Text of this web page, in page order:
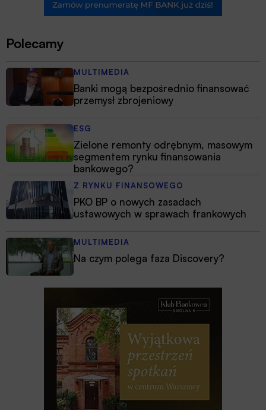
Polecamy
MULTIMEDIA
Banki mogą bezpośrednio finansować
przemysł zbrojeniowy
ESG
Zielone remonty odrębnym, masowym
segmentem rynku finansowania
bankowego?
Z RYNKU FINANSOWEGO
PKO BP o nowych zasadach
ustawowych w sprawach frankowych
MULTIMEDIA
Na czym polega faza Discovery?